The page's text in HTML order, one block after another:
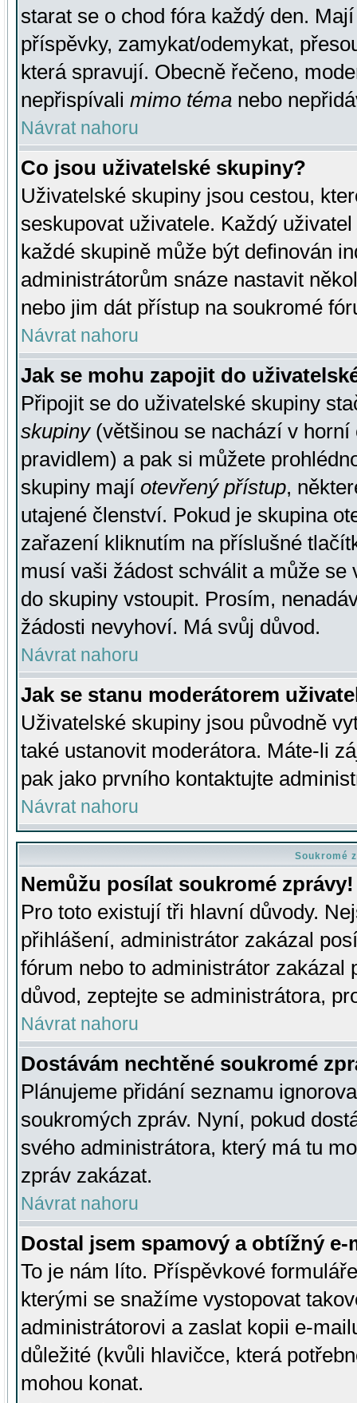
starat se o chod fóra každý den.
příspěvky, zamykat/odemykat,
která spravují. Obecně řečeno,
nepřispívali mimo téma nebo
Návrat nahoru
Co jsou uživatelské skupiny?
Uživatelské skupiny jsou cestou,
seskupovat uživatele. Každý
každé skupině může být definován
administrátorům snáze nastavit
nebo jim dát přístup na soukromé
Návrat nahoru
Jak se mohu zapojit do
Připojit se do uživatelské skupiny
skupiny(většinou se nachází v horní
pravidlem) a pak si můžete
skupiny mají otevřený přístup,
utajené členství. Pokud je skupina
zařazení kliknutím na příslušné
musí vaši žádost schválit a může se
do skupiny vstoupit. Prosím,
žádosti nevyhoví. Má svůj důvod.
Návrat nahoru
Jak se stanu moderátorem
Uživatelské skupiny jsou původně
také ustanovit moderátora. Máte-li
pak jako prvního kontaktujte
Návrat nahoru
Soukromé
Nemůžu posílat soukromé zprávy!
Pro toto existují tři hlavní důvody.
přihlášení, administrátor zakázal
fórum nebo to administrátor zakázal
důvod, zeptejte se administrátora,
Návrat nahoru
Dostávám nechtěné soukromé
Plánujeme přidání seznamu
soukromých zpráv. Nyní, pokud
svého administrátora, který má tu
zpráv zakázat.
Návrat nahoru
Dostal jsem spamový a obtížný
To je nám líto. Příspěvkové
kterými se snažíme vystopovat
administrátorovi a zaslat kopii e-
důležité (kvůli hlavičce, která
mohou konat.